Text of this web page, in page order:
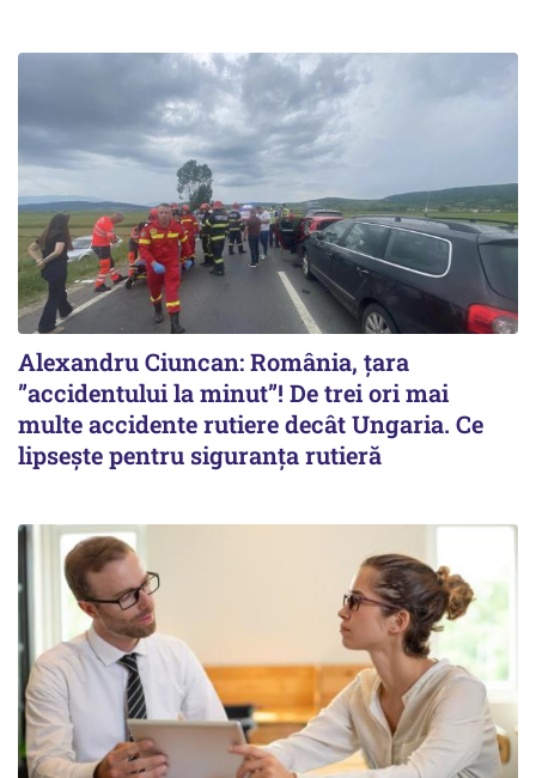
Alexandru Ciuncan: România, țara
”accidentului la minut”! De trei ori mai
multe accidente rutiere decât Ungaria. Ce
lipsește pentru siguranța rutieră